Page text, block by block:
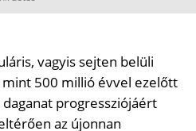
vagyis sejten belüli
500 millió évvel ezelőtt
progressziójáért
az újonnan